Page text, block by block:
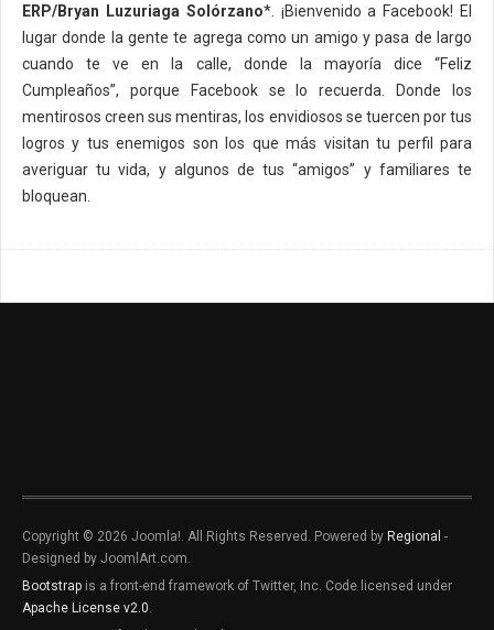
ERP/Bryan Luzuriaga Solórzano*. ¡Bienvenido a Facebook! El
lugar donde la gente te agrega como un amigo y pasa de largo
cuando te ve en la calle, donde la mayoría dice “Feliz
Cumpleaños”, porque Facebook se lo recuerda. Donde los
mentirosos creen sus mentiras, los envidiosos se tuercen por tus
logros y tus enemigos son los que más visitan tu perfil para
averiguar tu vida, y algunos de tus “amigos” y familiares te
bloquean.
Copyright © 2026 Joomla!. All Rights Reserved. Powered by Regional -
Designed by JoomlArt.com.
Bootstrap is a front-end framework of Twitter, Inc. Code licensed under
Apache License v2.0